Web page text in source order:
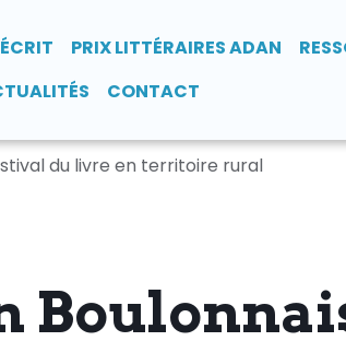
PRIX LITTÉRAIRES ADAN
CONTACT
du livre en territoire rural